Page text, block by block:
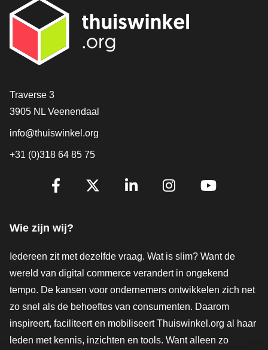
Contact
Traverse 3
3905 NL Veenendaal
info@thuiswinkel.org
+31 (0)318 64 85 75
Volg je ons al?
Wie zijn wij?
Iedereen zit met dezelfde vraag. Wat is slim? Want de
wereld van digital commerce verandert in ongekend
tempo. De kansen voor ondernemers ontwikkelen zich net
zo snel als de behoeftes van consumenten. Daarom
inspireert, faciliteert en mobiliseert Thuiswinkel.org al haar
leden met kennis, inzichten en tools. Want alleen zo